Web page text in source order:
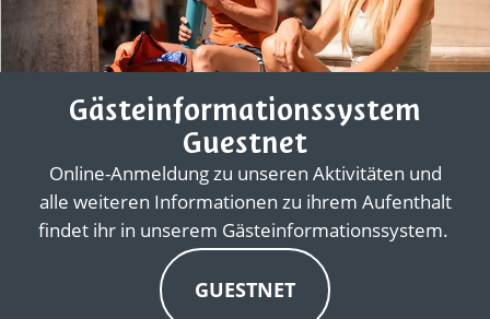
Gästeinformationssystem
Guestnet
Online-Anmeldung zu unseren Aktivitäten und
alle weiteren Informationen zu ihrem Aufenthalt
findet ihr in unserem Gästeinformationssystem.
GUESTNET